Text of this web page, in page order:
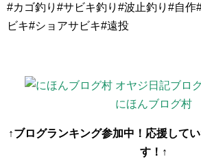
#カゴ釣り#サビキ釣り#波止釣り#自作
ビキ#ショアサビキ#遠投
にほんブログ村
↑ブログランキング参加中！応援して
す！↑